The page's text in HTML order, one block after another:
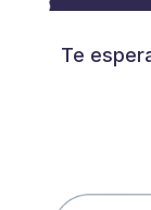
Te